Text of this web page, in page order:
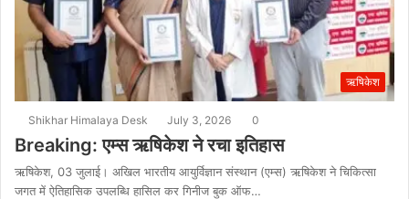
ऋषिकेश
Shikhar Himalaya Desk July 3, 2026 0
Breaking: एम्स ऋषिकेश ने रचा इतिहास
ऋषिकेश, 03 जुलाई। अखिल भारतीय आयुर्विज्ञान संस्थान (एम्स) ऋषिकेश ने चिकित्सा
जगत में ऐतिहासिक उपलब्धि हासिल कर गिनीज बुक ऑफ…